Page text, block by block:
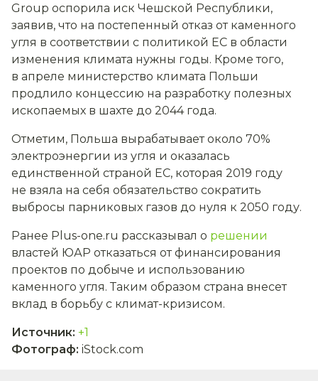
Group оспорила иск Чешской Республики,
заявив, что на постепенный отказ от каменного
угля в соответствии с политикой ЕС в области
изменения климата нужны годы. Кроме того,
в апреле министерство климата Польши
продлило концессию на разработку полезных
ископаемых в шахте до 2044 года.
Отметим, Польша вырабатывает около 70%
электроэнергии из угля и оказалась
единственной страной ЕС, которая 2019 году
не взяла на себя обязательство сократить
выбросы парниковых газов до нуля к 2050 году.
Ранее Plus-one.ru рассказывал о решении
властей ЮАР отказаться от финансирования
проектов по добыче и использованию
каменного угля. Таким образом страна внесет
вклад в борьбу с климат-кризисом.
Источник: +1
Фотограф: iStock.com